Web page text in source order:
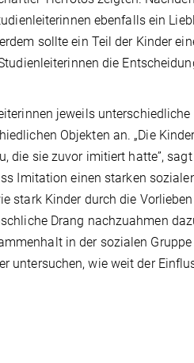
ebenfalls ein
sollte ein Teil der Kinder
die
jeweils
Objekten an. „Die
die sie zuvor imitiert hatte”,
Imitation einen starken
stark Kinder durch die
Drang nachzuahmen
in der sozialen
untersuchen, wie weit der